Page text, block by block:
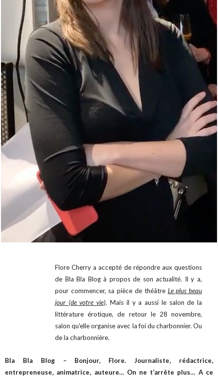
Flore Cherry a accepté de répondre aux questions
de Bla Bla Blog à propos de son actualité. Il y a,
pour commencer, sa pièce de théâtre Le plus beau
jour (de votre vie). Mais il y a aussi le salon de la
littérature érotique, de retour le 28 novembre,
salon qu'elle organise avec la foi du charbonnier. Ou
de la charbonnière.
Bla Bla Blog – Bonjour, Flore. Journaliste, rédactrice,
entrepreneuse, animatrice, auteure… On ne t’arrête plus… A ce